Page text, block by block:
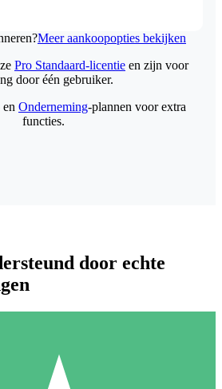
Meer aankoopopties bekijken
Pro Standaard-licentie en zijn voor
door één gebruiker.
en Onderneming-plannen voor extra
functies.
door echte